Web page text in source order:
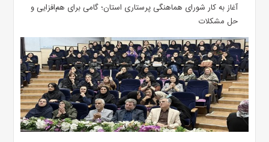
آغاز به کار شورای هماهنگی پرستاری استان؛ گامی برای هم‌افزایی و
حل مشکلات